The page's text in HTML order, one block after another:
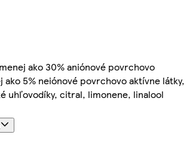
ako 30% aniónové povrchovo
ako 5% neiónové povrchovo aktívne látky,
uhľovodíky, citral, limonene, linalool